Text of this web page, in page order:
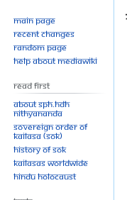
Main page
Recent changes
Random page
Help about MediaWiki
Read First
About SPH.HDH
Nithyananda
Sovereign Order of
KAILASA (SOK)
History of SOK
KAILASAs Worldwide
Hindu Holocaust